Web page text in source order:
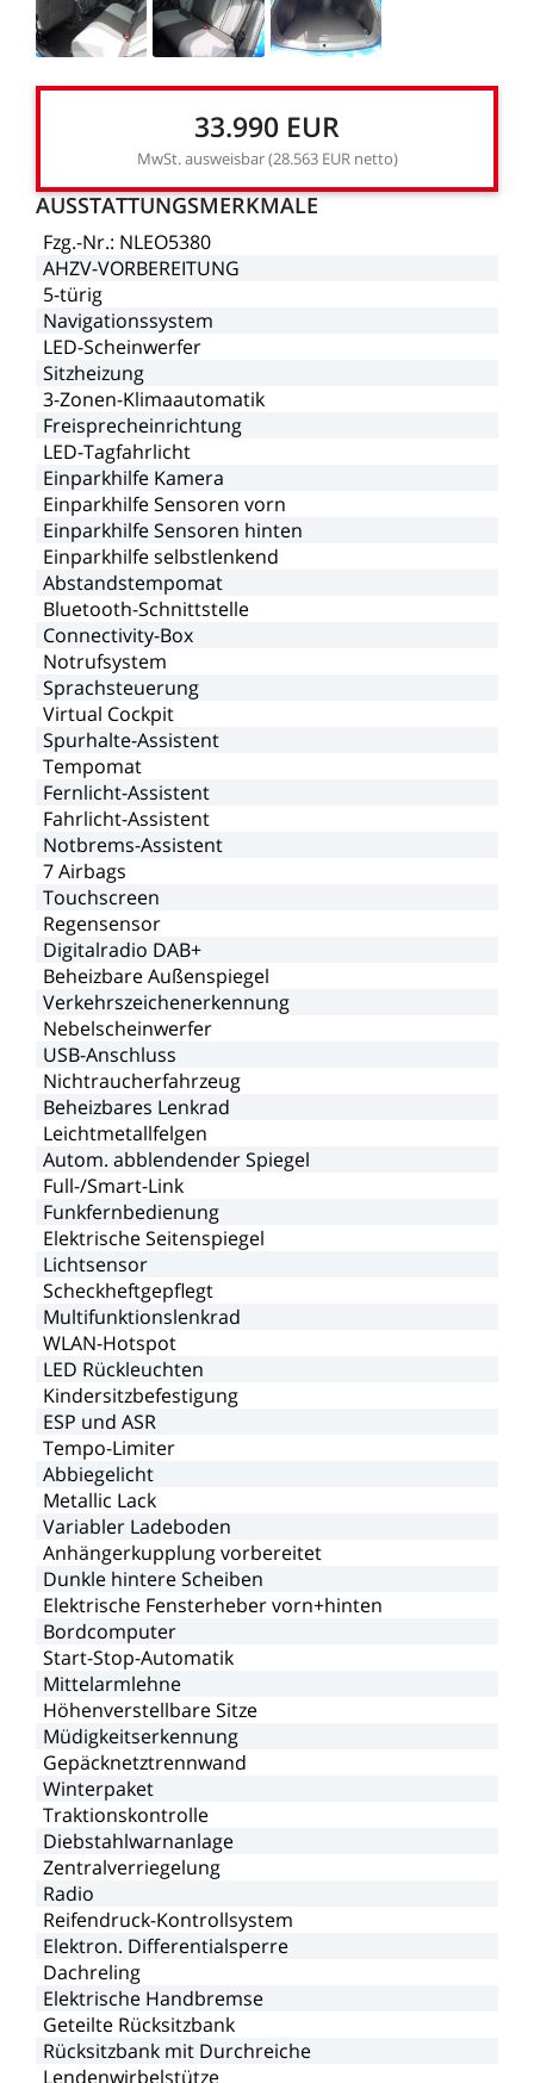
33.990 EUR
MwSt.ausweisbar(28.563 EUR netto)
AUSSTATTUNGSMERKMALE
Fzg.-Nr.: NLEO5380
AHZV-VORBEREITUNG
5-türig
Navigationssystem
LED-Scheinwerfer
Sitzheizung
3-Zonen-Klimaautomatik
Freisprecheinrichtung
LED-Tagfahrlicht
Einparkhilfe Kamera
EinparkhilfeSensoren vorn
EinparkhilfeSensoren hinten
Einparkhilfeselbstlenkend
Abstandstempomat
Bluetooth-Schnittstelle
Connectivity-Box
Notrufsystem
Sprachsteuerung
Virtual Cockpit
Spurhalte-Assistent
Tempomat
Fernlicht-Assistent
Fahrlicht-Assistent
Notbrems-Assistent
7Airbags
Touchscreen
Regensensor
Digitalradio DAB+
BeheizbareAußenspiegel
Verkehrszeichenerkennung
Nebelscheinwerfer
USB-Anschluss
Nichtraucherfahrzeug
Beheizbares Lenkrad
Leichtmetallfelgen
Autom. abblendenderSpiegel
Full-/Smart-Link
Funkfernbedienung
ElektrischeSeitenspiegel
Lichtsensor
Scheckheftgepflegt
Multifunktionslenkrad
WLAN-Hotspot
LED Rückleuchten
Kindersitzbefestigung
ESP und ASR
Tempo-Limiter
Abbiegelicht
Metallic Lack
Variabler Ladeboden
Anhängerkupplungvorbereitet
Dunkle hintereScheiben
Elektrische Fensterhebervorn+hinten
Bordcomputer
Start-Stop-Automatik
Mittelarmlehne
HöhenverstellbareSitze
Müdigkeitserkennung
Gepäcknetztrennwand
Winterpaket
Traktionskontrolle
Diebstahlwarnanlage
Zentralverriegelung
Radio
Reifendruck-Kontrollsystem
Elektron. Differentialsperre
Dachreling
Elektrische Handbremse
Geteilte Rücksitzbank
Rücksitzbank mit Durchreiche
Lendenwirbelstütze